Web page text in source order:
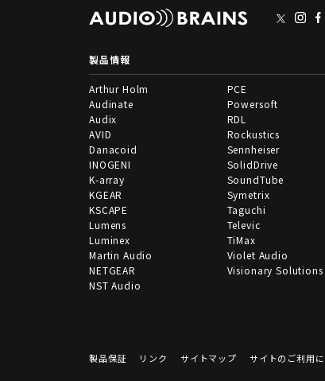
製品情報
Arthur Holm
Audinate
Audix
AVID
Danacoid
INOGENI
K-array
KGEAR
KSCAPE
Lumens
Luminex
Martin Audio
NETGEAR
NST Audio
PCE
Powersoft
RDL
Rockustics
Sennheiser
SolidDrive
SoundTube
Symetrix
Taguchi
Televic
TiMax
Violet Audio
Visionary Solutions
製品保証 リンク サイトマップ サイトのご利用